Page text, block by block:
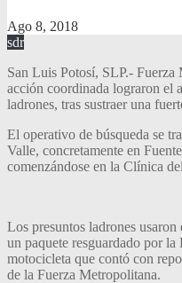
Ago 8, 2018
sdr
San Luis Potosí, SLP.-
acción coordinada lograron el
ladrones, tras sustraer una
El operativo de búsqueda se
Valle, concretamente en
comenzándose en la Clínica
Los presuntos ladrones usaron
un paquete resguardado por
motocicleta que contó con
de la Fuerza Metropolitana.